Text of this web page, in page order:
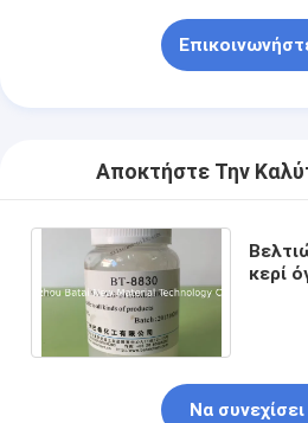
Αποκτήστε Την
κερί
Να συνεχίσει